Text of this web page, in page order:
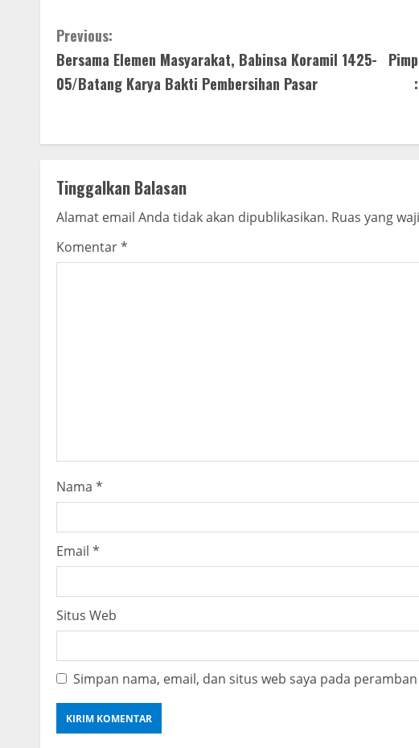
C
o
t
i
n
u
e
n
g
Previous:
Bersama Elemen Masyarakat, Babinsa Koramil 1425-
05/Batang Karya Bakti Pembersihan Pasar
Tinggalkan Balasan
Alamat email Anda tidak akan dipublikasikan. Ruas yang
Komentar*
Nama *
Email *
Situs Web
Simpan nama, email, dan situs web saya pada